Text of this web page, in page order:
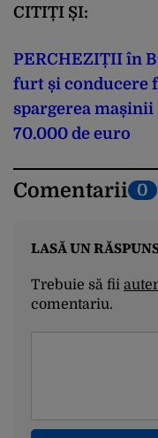
CITIȚI ȘI:
PERCHEZIȚII în
furt și conducere
spargerea
70.000 de euro
Comentarii 0
LASĂ UN
Trebuie să fii
comentariu.